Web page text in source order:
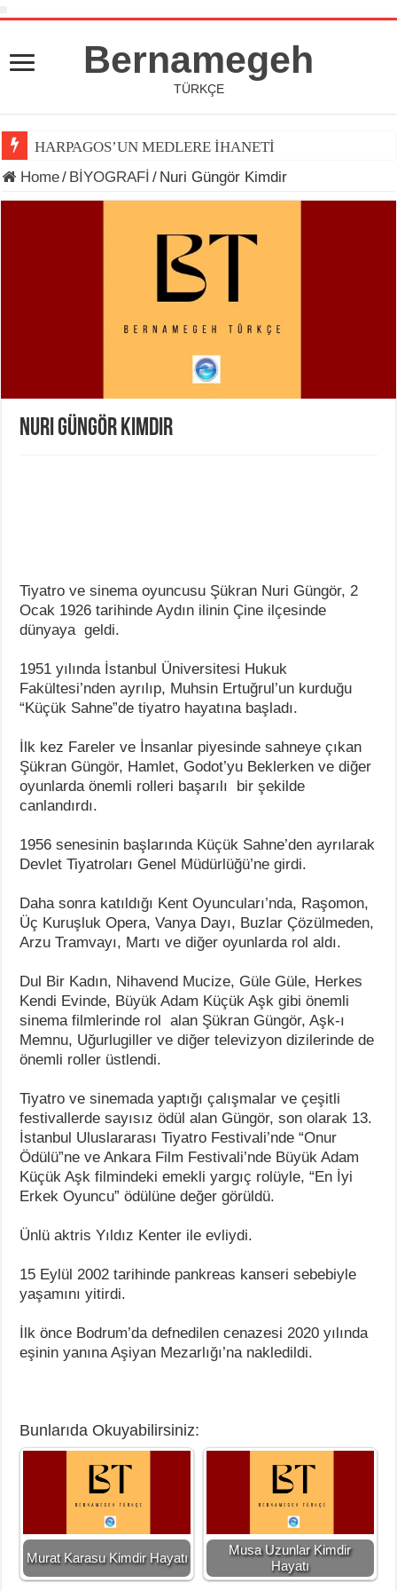
Bernamegeh
TÜRKÇE
HARPAGOS’UN MEDLERE İHANETİ
Home/ BİYOGRAFİ / Nuri Güngör Kimdir
Nuri Güngör Kimdir
Tiyatro ve sinema oyuncusu Şükran Nuri Güngör, 2
Ocak 1926 tarihinde Aydın ilinin Çine ilçesinde
dünyaya geldi.
1951 yılında İstanbul Üniversitesi Hukuk
Fakültesi’nden ayrılıp, Muhsin Ertuğrul’un kurduğu
“Küçük Sahne”de tiyatro hayatına başladı.
İlk kez Fareler ve İnsanlar piyesinde sahneye çıkan
Şükran Güngör, Hamlet, Godot’yu Beklerken ve diğer
oyunlarda önemli rolleri başarılı bir şekilde
canlandırdı.
1956 senesinin başlarında Küçük Sahne’den ayrılarak
Devlet Tiyatroları Genel Müdürlüğü’ne girdi.
Daha sonra katıldığı Kent Oyuncuları’nda, Raşomon,
Üç Kuruşluk Opera, Vanya Dayı, Buzlar Çözülmeden,
Arzu Tramvayı, Martı ve diğer oyunlarda rol aldı.
Dul Bir Kadın, Nihavend Mucize, Güle Güle, Herkes
Kendi Evinde, Büyük Adam Küçük Aşk gibi önemli
sinema filmlerinde rol alan Şükran Güngör, Aşk-ı
Memnu, Uğurlugiller ve diğer televizyon dizilerinde de
önemli roller üstlendi.
Tiyatro ve sinemada yaptığı çalışmalar ve çeşitli
festivallerde sayısız ödül alan Güngör, son olarak 13.
İstanbul Uluslararası Tiyatro Festivali’nde “Onur
Ödülü”ne ve Ankara Film Festivali’nde Büyük Adam
Küçük Aşk filmindeki emekli yargıç rolüyle, “En İyi
Erkek Oyuncu” ödülüne değer görüldü.
Ünlü aktris Yıldız Kenter ile evliydi.
15 Eylül 2002 tarihinde pankreas kanseri sebebiyle
yaşamını yitirdi.
İlk önce Bodrum’da defnedilen cenazesi 2020 yılında
eşinin yanına Aşiyan Mezarlığı’na nakledildi.
Bunlarıda Okuyabilirsiniz:
Murat Karasu Kimdir Hayatı
Musa Uzunlar Kimdir
Hayatı